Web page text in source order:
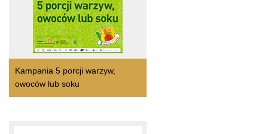
Kampania 5 porcji warzyw,
owoców lub soku